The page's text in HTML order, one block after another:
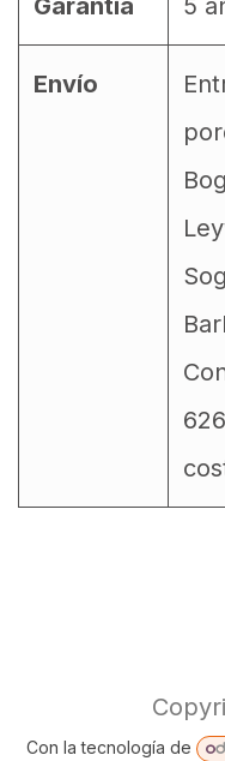
Garantía 5
Envío
Con la tecnología de